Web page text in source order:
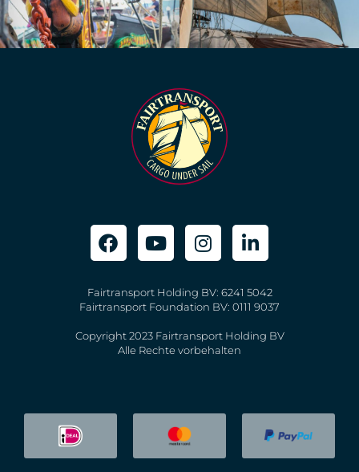
Fairtransport Holding BV: 6241 5042
Fairtransport Foundation BV: 0111 9037
Copyright 2023 Fairtransport Holding BV
Alle Rechte vorbehalten